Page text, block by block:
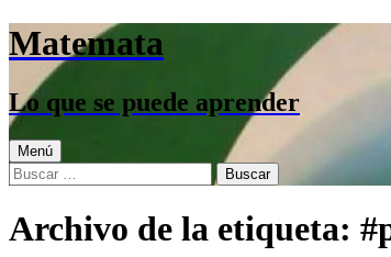
Saltar
al
contenido
Matemata
Lo que se puede aprender
Menú
Buscar:
Archivo de la etiqueta: